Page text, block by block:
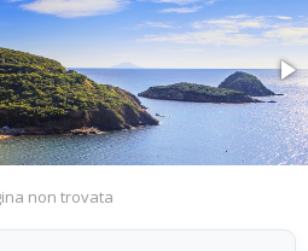
DEU
NED
FRA
DAN
non trovata